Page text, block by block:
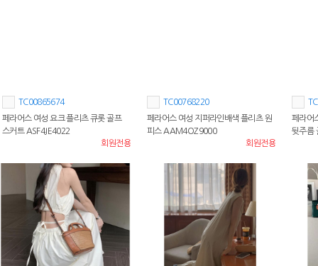
TC00865674
페라어스 여성 요크 플리츠 큐롯 골프
스커트 ASF4JE4022
회원전용
TC00768220
페라어스 여성 지퍼라인배색 플리츠 원
피스 AAM4OZ9000
회원전용
페라어
뒷주름